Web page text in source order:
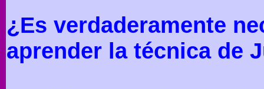
¿Es verdaderamente
aprender la técnica de